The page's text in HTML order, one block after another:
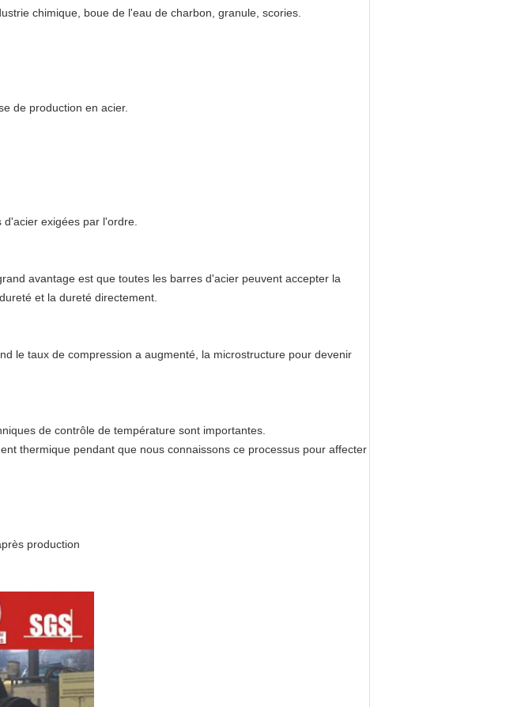
chimique, boue de l'eau de charbon, granule, scories.
de production en acier.
exigées par l'ordre.
avantage est que toutes les barres d'acier peuvent accepter la
et la dureté directement.
le taux de compression a augmenté, la microstructure pour devenir
de contrôle de température sont importantes.
thermique pendant que nous connaissons ce processus pour affecter
production